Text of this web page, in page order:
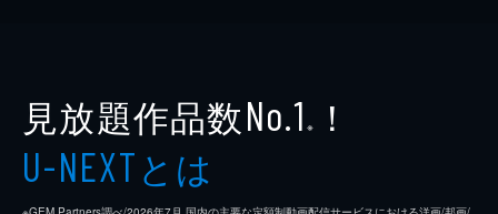
見放題作品数No.1 ※ ！
U-NEXTとは